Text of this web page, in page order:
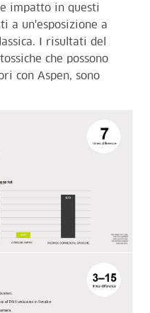
impatto in questi
a un'esposizione a
I risultati del
che possono
con Aspen, sono